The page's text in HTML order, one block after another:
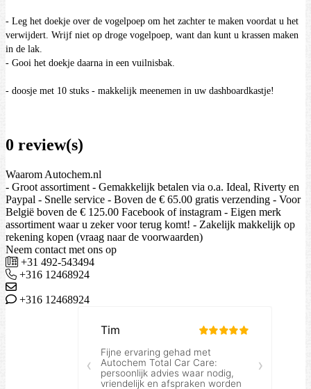
- Leg het doekje over de vogelpoep om het zachter te maken voordat u het
verwijdert. Wrijf niet op droge vogelpoep, want dan kunt u krassen maken
in de lak.
- Gooi het doekje daarna in een vuilnisbak.
- doosje met 10 stuks - makkelijk meenemen in uw dashboardkastje!
0 review(s)
Waarom Autochem.nl
- Groot assortiment - Gemakkelijk betalen via o.a. Ideal, Riverty en
Paypal - Snelle service - Boven de € 65.00 gratis verzending - Voor
België boven de € 125.00 Facebook of instagram - Eigen merk
assortiment waar u zeker voor terug komt! - Zakelijk makkelijk op
rekening kopen (vraag naar de voorwaarden)
Neem contact met ons op
+31 492-543494
+316 12468924
+316 12468924